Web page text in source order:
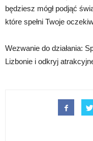
będziesz mógł podjąć
które spełni Twoje
Wezwanie do działania:
Lizbonie i odkryj